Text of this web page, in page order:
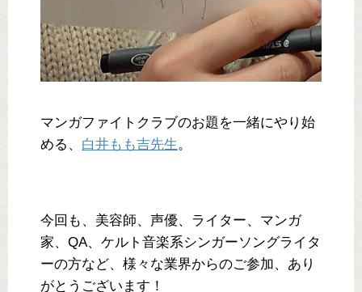
マンガファイトクラブのお題を一緒にやり始
める、 白井もも吉先生 。
今回も、美容師、声優、ライター、マンガ
家、QA、ケルト音楽系シンガーソングライタ
ーの方など、様々な業界からのご参加、あり
がとうございます！